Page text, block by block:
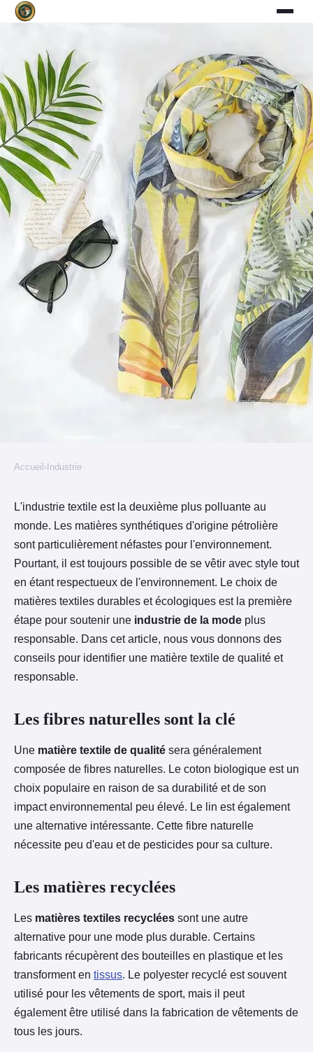
Comment reconnaître une
matière textile de qualité et
responsable ?
Baladur•15 janvier 2022 •2 min de lecture
Accueil › Industrie
L'industrie textile est la deuxième plus polluante au
monde. Les matières synthétiques d'origine pétrolière
sont particulièrement néfastes pour l'environnement.
Pourtant, il est toujours possible de se vêtir avec style tout
en étant respectueux de l'environnement. Le choix de
matières textiles durables et écologiques est la première
étape pour soutenir une industrie de la mode plus
responsable. Dans cet article, nous vous donnons des
conseils pour identifier une matière textile de qualité et
responsable.
Les fibres naturelles sont la clé
Une matière textile de qualité sera généralement
composée de fibres naturelles. Le coton biologique est un
choix populaire en raison de sa durabilité et de son
impact environnemental peu élevé. Le lin est également
une alternative intéressante. Cette fibre naturelle
nécessite peu d'eau et de pesticides pour sa culture.
Les matières recyclées
Les matières textiles recyclées sont une autre
alternative pour une mode plus durable. Certains
fabricants récupèrent des bouteilles en plastique et les
transforment en tissus. Le polyester recyclé est souvent
utilisé pour les vêtements de sport, mais il peut
également être utilisé dans la fabrication de vêtements de
tous les jours.